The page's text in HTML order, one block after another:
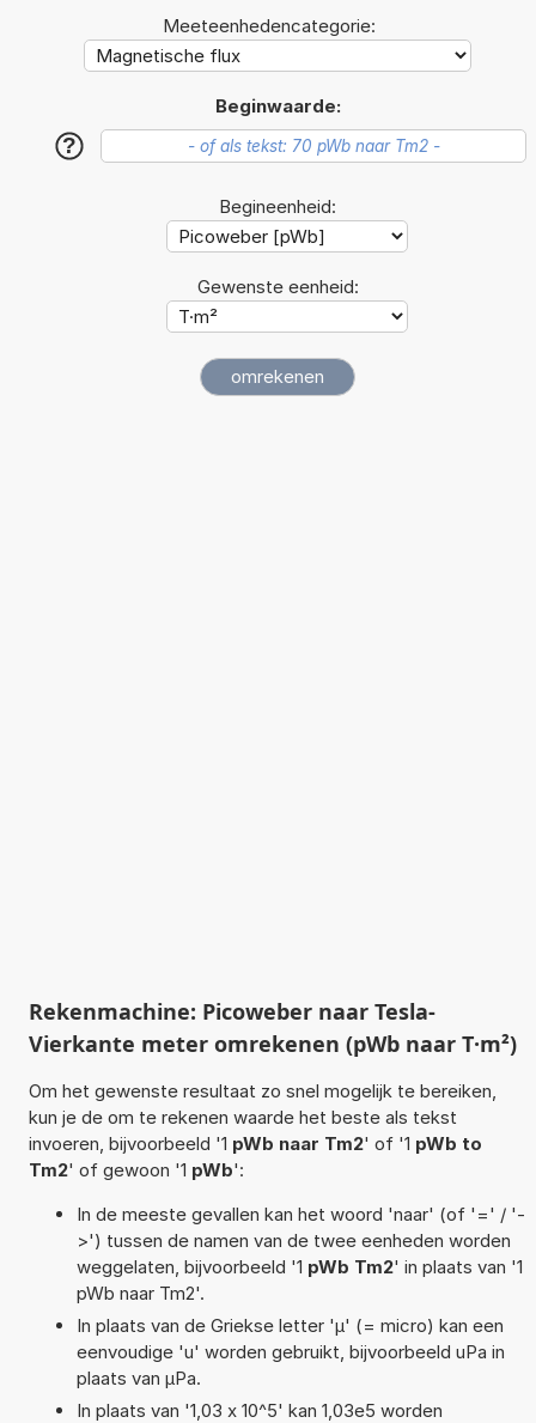
Meeteenhedencategorie:
Beginwaarde:
?
Begineenheid:
Gewenste eenheid:
Rekenmachine: Picoweber naar Tesla-
Vierkante meter omrekenen (pWb naar T·m²)
Om het gewenste resultaat zo snel mogelijk te bereiken,
kun je de om te rekenen waarde het beste als tekst
invoeren, bijvoorbeeld '1 pWb naar Tm2' of '1 pWb to
Tm2' of gewoon '1 pWb':
In de meeste gevallen kan het woord 'naar' (of '=' / '-
>') tussen de namen van de twee eenheden worden
weggelaten, bijvoorbeeld '1 pWb Tm2' in plaats van '1
pWb naar Tm2'.
In plaats van de Griekse letter 'µ' (= micro) kan een
eenvoudige 'u' worden gebruikt, bijvoorbeeld uPa in
plaats van µPa.
In plaats van '1,03 x 10^5' kan 1,03e5 worden